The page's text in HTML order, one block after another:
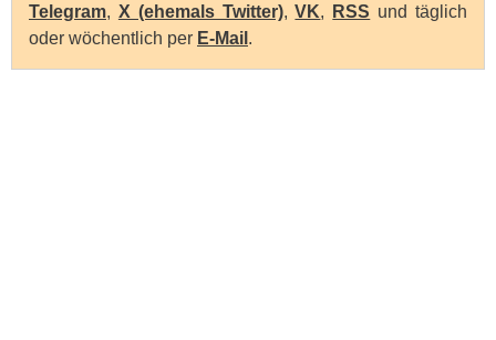
Telegram, X (ehemals Twitter),VK, RSS und täglich
oder wöchentlich per E-Mail .